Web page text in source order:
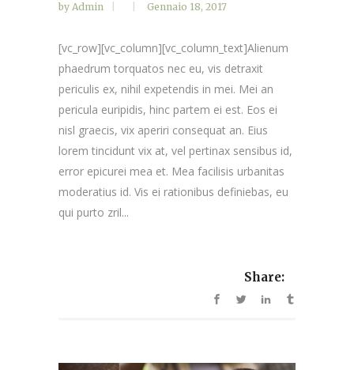
by Admin Gennaio 18, 2017
[vc_row][vc_column][vc_column_text]Alienum
phaedrum torquatos nec eu, vis detraxit
periculis ex, nihil expetendis in mei. Mei an
pericula euripidis, hinc partem ei est. Eos ei
nisl graecis, vix aperiri consequat an. Eius
lorem tincidunt vix at, vel pertinax sensibus id,
error epicurei mea et. Mea facilisis urbanitas
moderatius id. Vis ei rationibus definiebas, eu
qui purto zril...
Share: